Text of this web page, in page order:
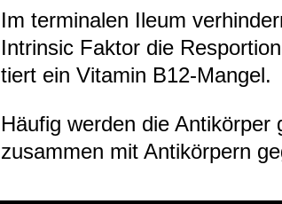
Im ter­mi­na­len Ileum
Intrin­sic Fak­tor die
tiert ein Vit­amin B12-​Man­gel.
Häu­fig wer­den die
zusam­men mit Anti­kör­pern